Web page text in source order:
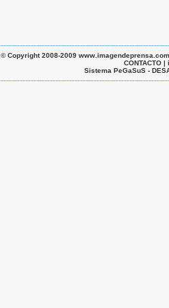
© Copyright 2008-2009
CONTACTO
Sistema PeGaSuS -